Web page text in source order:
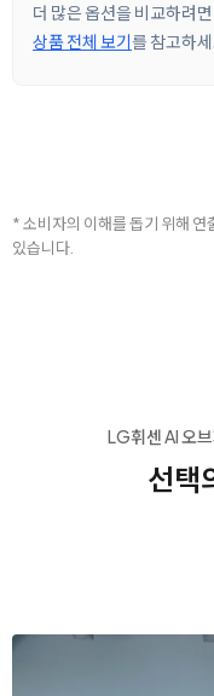
더 많은 옵션을 비교하려면
상품 전체 보기를 참고하세
* 소비자의 이해를 돕기 위해 연
있습니다.
LG휘센 AI 오
선택